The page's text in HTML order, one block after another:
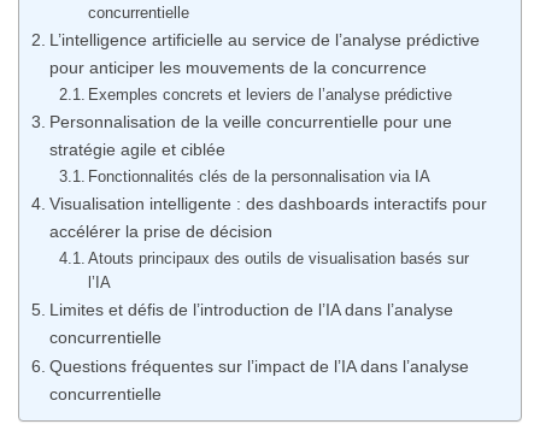
concurrentielle
L’intelligence artificielle au service de l’analyse prédictive
pour anticiper les mouvements de la concurrence
Exemples concrets et leviers de l’analyse prédictive
Personnalisation de la veille concurrentielle pour une
stratégie agile et ciblée
Fonctionnalités clés de la personnalisation via IA
Visualisation intelligente : des dashboards interactifs pour
accélérer la prise de décision
Atouts principaux des outils de visualisation basés sur
l’IA
Limites et défis de l’introduction de l’IA dans l’analyse
concurrentielle
Questions fréquentes sur l’impact de l’IA dans l’analyse
concurrentielle